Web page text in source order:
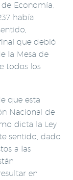
Economía,
había
que debió
la Mesa de
todos los
que esta
Nacional de
dicta la Ley
sentido, dado
a las
en